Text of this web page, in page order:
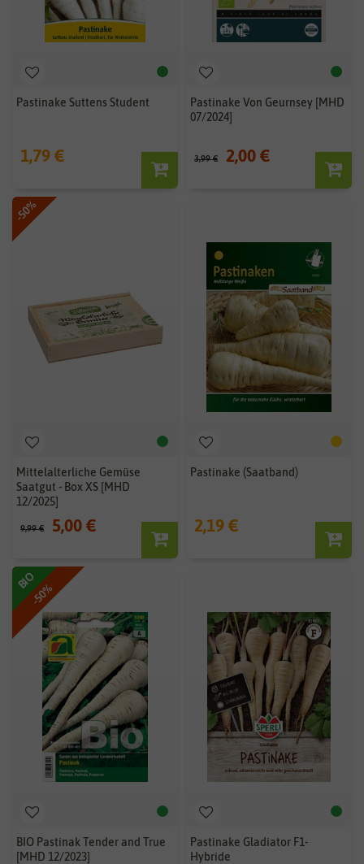
Pastinake Suttens Student
1,79 €
Pastinake Von Geurnsey [MHD
07/2024]
3,99 € 2,00 €
-50%
Mittelalterliche Gemüse
Saatgut - Box XS [MHD
12/2025]
9,99 € 5,00 €
Pastinake (Saatband)
2,19 €
-50%
BIO
BIO Pastinak Tender and True
[MHD 12/2023]
Pastinake Gladiator F1-
Hybride